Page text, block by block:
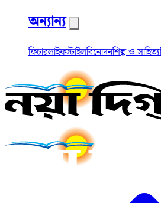
অন্যান্য
ফিচারলাইফস্টাইলবিনোদনশিল্প ও সাহিত্য